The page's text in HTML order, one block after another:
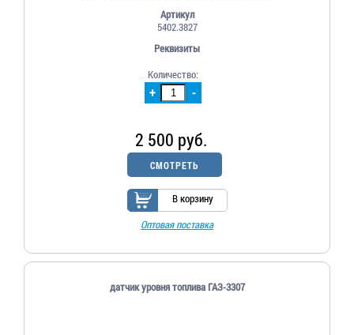
Артикул
5402.3827
Реквизиты
+ -
Количество:
2 500 руб.
СМОТРЕТЬ
В корзину
Оптовая поставка
датчик уровня топлива ГАЗ-3307